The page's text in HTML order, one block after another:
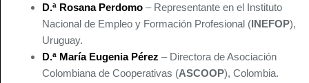
D.ª Rosana Perdomo – Representante en el Instituto
Nacional de Empleo y Formación Profesional (INEFOP),
Uruguay.
D.ª María Eugenia Pérez – Directora de Asociación
Colombiana de Cooperativas (ASCOOP), Colombia.